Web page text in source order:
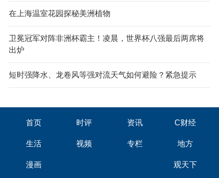
在上海温室花园探秘美洲植物
卫冕冠军对阵非洲杯霸主！凌晨，世界杯八强最后两席将
出炉
短时强降水、龙卷风等强对流天气如何避险？紧急提示
首页 时评 资讯 C财经
生活 视频 专栏 地方
漫画 观天下